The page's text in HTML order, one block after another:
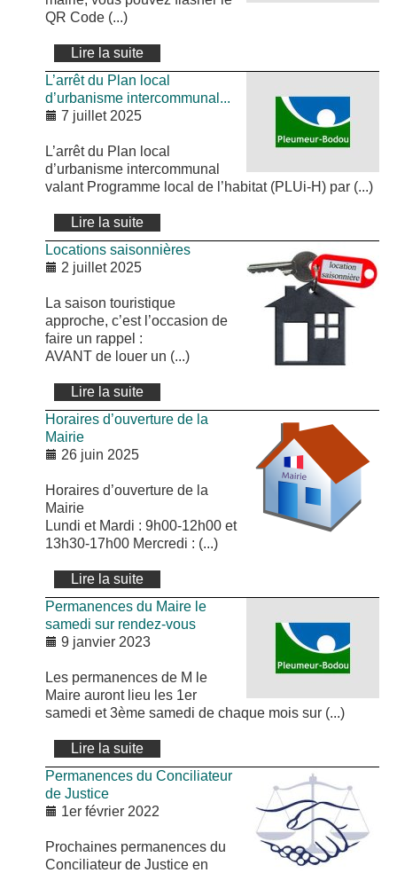
QR Code (...)
Lire la suite
L’arrêt du Plan local
d’urbanisme intercommunal...
7 juillet 2025
L’arrêt du Plan local
d’urbanisme intercommunal
valant Programme local de l’habitat (PLUi-H) par (...)
Lire la suite
Locations saisonnières
2 juillet 2025
La saison touristique
approche, c’est l’occasion de
faire un rappel :
AVANT de louer un (...)
Lire la suite
Horaires d’ouverture de la
Mairie
26 juin 2025
Horaires d’ouverture de la
Mairie
Lundi et Mardi : 9h00-12h00 et
13h30-17h00 Mercredi : (...)
Lire la suite
Permanences du Maire le
samedi sur rendez-vous
9 janvier 2023
Les permanences de M le
Maire auront lieu les 1er
samedi et 3ème samedi de chaque mois sur (...)
Lire la suite
Permanences du Conciliateur
de Justice
1er février 2022
Prochaines permanences du
Conciliateur de Justice en